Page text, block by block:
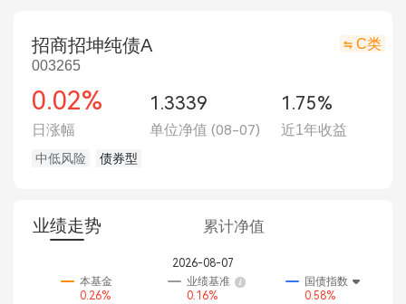
招商招坤纯债A
003265
C类
0.02% 1.3339 1.75%
日涨幅 单位净值 (08-07) 近1年收益
中低风险 债券型
业绩走势 累计净值
2026-08-07
本基金
0.26%
业绩基准
0.16%
国债指数
0.58%